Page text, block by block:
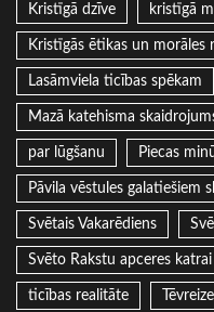
Kristīgā dzīve kristīgā
Kristīgās ētikas un morāles
Lasāmviela ticības spēkam
Mazā katehisma
par lūgšanu Piecas
Pāvila vēstules galatiešiem
Svētais Vakarēdiens
Svēto Rakstu apceres
ticības realitāte Tēvreize